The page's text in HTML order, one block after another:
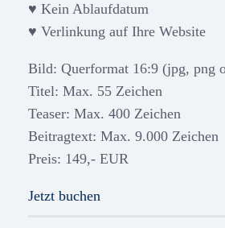
♥ Kein Ablaufdatum
♥ Verlinkung auf Ihre Website
Bild: Querformat 16:9 (jpg, png
Titel: Max. 55 Zeichen
Teaser: Max. 400 Zeichen
Beitragtext: Max. 9.000 Zeichen
Preis: 149,- EUR
Jetzt buchen